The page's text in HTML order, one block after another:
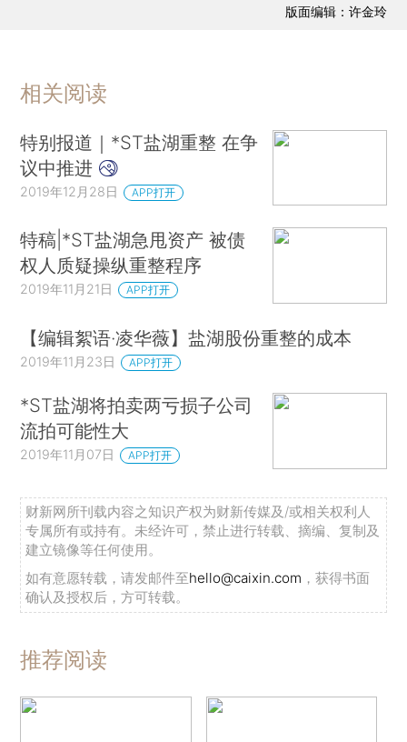
版面编辑：许金玲
相关阅读
特别报道｜*ST盐湖重整 在争
议中推进
2019年12月28日 APP打开
特稿|*ST盐湖急甩资产 被债
权人质疑操纵重整程序
2019年11月21日 APP打开
【编辑絮语·凌华薇】盐湖股份重整的成本
2019年11月23日 APP打开
*ST盐湖将拍卖两亏损子公司
流拍可能性大
2019年11月07日 APP打开
财新网所刊载内容之知识产权为财新传媒及/或相关权利人
专属所有或持有。未经许可，禁止进行转载、摘编、复制及
建立镜像等任何使用。
如有意愿转载，请发邮件至hello@caixin.com ，获得书面
确认及授权后，方可转载。
推荐阅读